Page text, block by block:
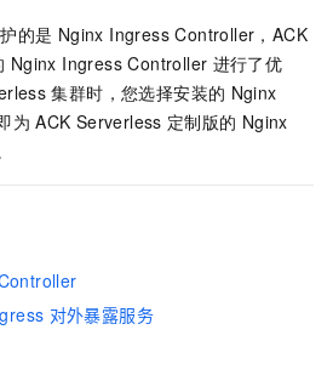
的是 Nginx Ingress Controller，ACK
Nginx Ingress Controller 进行了优
集群时，您选择安装的 Nginx
为 ACK Serverless 定制版的 Nginx
对外暴露服务